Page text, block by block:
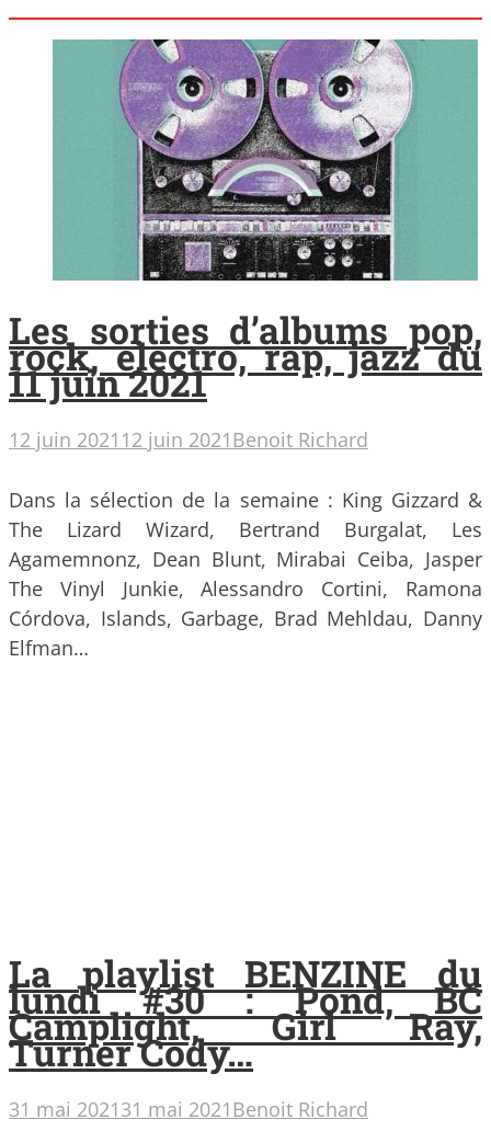
Les sorties d’albums pop,
rock, electro, rap, jazz du
11 juin 2021
12 juin 2021 12 juin 2021 Benoit Richard
Dans la sélection de la semaine : King Gizzard &
The Lizard Wizard, Bertrand Burgalat, Les
Agamemnonz, Dean Blunt, Mirabai Ceiba, Jasper
The Vinyl Junkie, Alessandro Cortini, Ramona
Córdova, Islands, Garbage, Brad Mehldau, Danny
Elfman…
La playlist BENZINE du
lundi #30 : Pond, BC
Camplight, Girl Ray,
Turner Cody…
31 mai 202131 mai 2021 Benoit Richard